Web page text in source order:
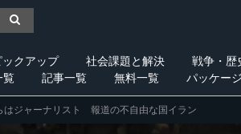
ックアップ 社会課題と解決 戦争・歴
覧 記事一覧 無料一覧 パッケー
はジャーナリスト 報道の不自由な国イラン